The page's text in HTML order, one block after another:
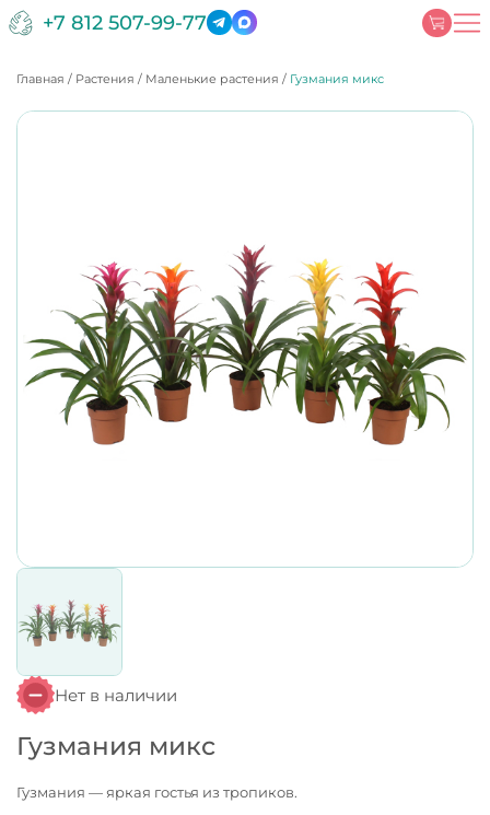
+7 812 507-99-77
Главная / Растения / Маленькие растения / Гузмания микс
Нет в наличии
Гузмания микс
Гузмания — яркая гостья из тропиков.